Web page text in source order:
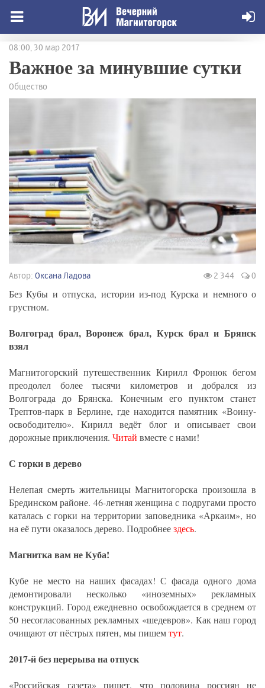
08:00, 30 мар 2017
Важное за минувшие сутки
Общество
Автор: Оксана Ладова 2 344 0
Без Кубы и отпуска, истории из-под Курска и немного о
грустном.
Волгоград брал, Воронеж брал, Курск брал и Брянск
взял
Магнитогорский путешественник Кирилл Фронюк бегом
преодолел более тысячи километров и добрался из
Волгограда до Брянска. Конечным его пунктом станет
Трептов-парк в Берлине, где находится памятник «Воину-
освободителю». Кирилл ведёт блог и описывает свои
дорожные приключения. Читай вместе с нами!
С горки в дерево
Нелепая смерть жительницы Магнитогорска произошла в
Брединском районе. 46-летняя женщина с подругами просто
каталась с горки на территории заповедника «Аркаим», но
на её пути оказалось дерево. Подробнеездесь.
Магнитка вам не Куба!
Кубе не место на наших фасадах! С фасада одного дома
демонтировали несколько «иноземных» рекламных
конструкций. Город ежедневно освобождается в среднем от
50 несогласованных рекламных «шедевров». Как наш город
очищают от пёстрых пятен, мы пишемтут.
2017-й без перерыва на отпуск
«Российская газета» пишет, что половина россиян не